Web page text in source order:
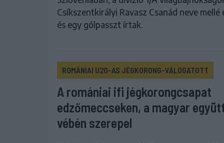
Csíkszentkirályi Ravasz Csanád neve mellé
és egy gólpasszt írtak.
ROMÁNIAI U20-AS JÉGKORONG-VÁLOGATOTT
A romániai ifi jégkorongcsapat
edzőmeccseken, a magyar
vébén szerepel